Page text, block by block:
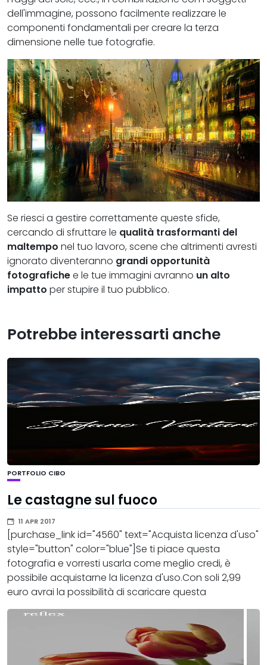
dell'immagine, possono facilmente realizzare le
componenti fondamentali per creare la terza
dimensione nelle tue fotografie.
Se riesci a gestire correttamente queste sfide,
cercando di sfruttare le qualità trasformanti del
maltempo nel tuo lavoro, scene che altrimenti avresti
ignorato diventeranno grandi opportunità
fotografichee le tue immagini avranno un alto
impatto per stupire il tuo pubblico.
Potrebbe interessarti anche
PORTFOLIO CIBO
Le castagne sul fuoco
11 APR 2017
[purchase_link id="4560" text="Acquista licenza d'uso"
style="button" color="blue"]Se ti piace questa
fotografia e vorresti usarla come meglio credi, è
possibile acquistarne la licenza d'uso.Con soli 2,99
euro avrai la possibilità di scaricare questa